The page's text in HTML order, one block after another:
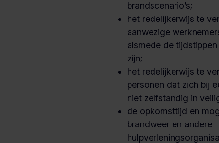
brandscenario’s;
het redelijkerwijs te
aanwezige
alsmede de
zijn;
het redelijkerwijs te
personen dat zich bij
niet zelfstandig in
de opkomsttijd en
brandweer en andere